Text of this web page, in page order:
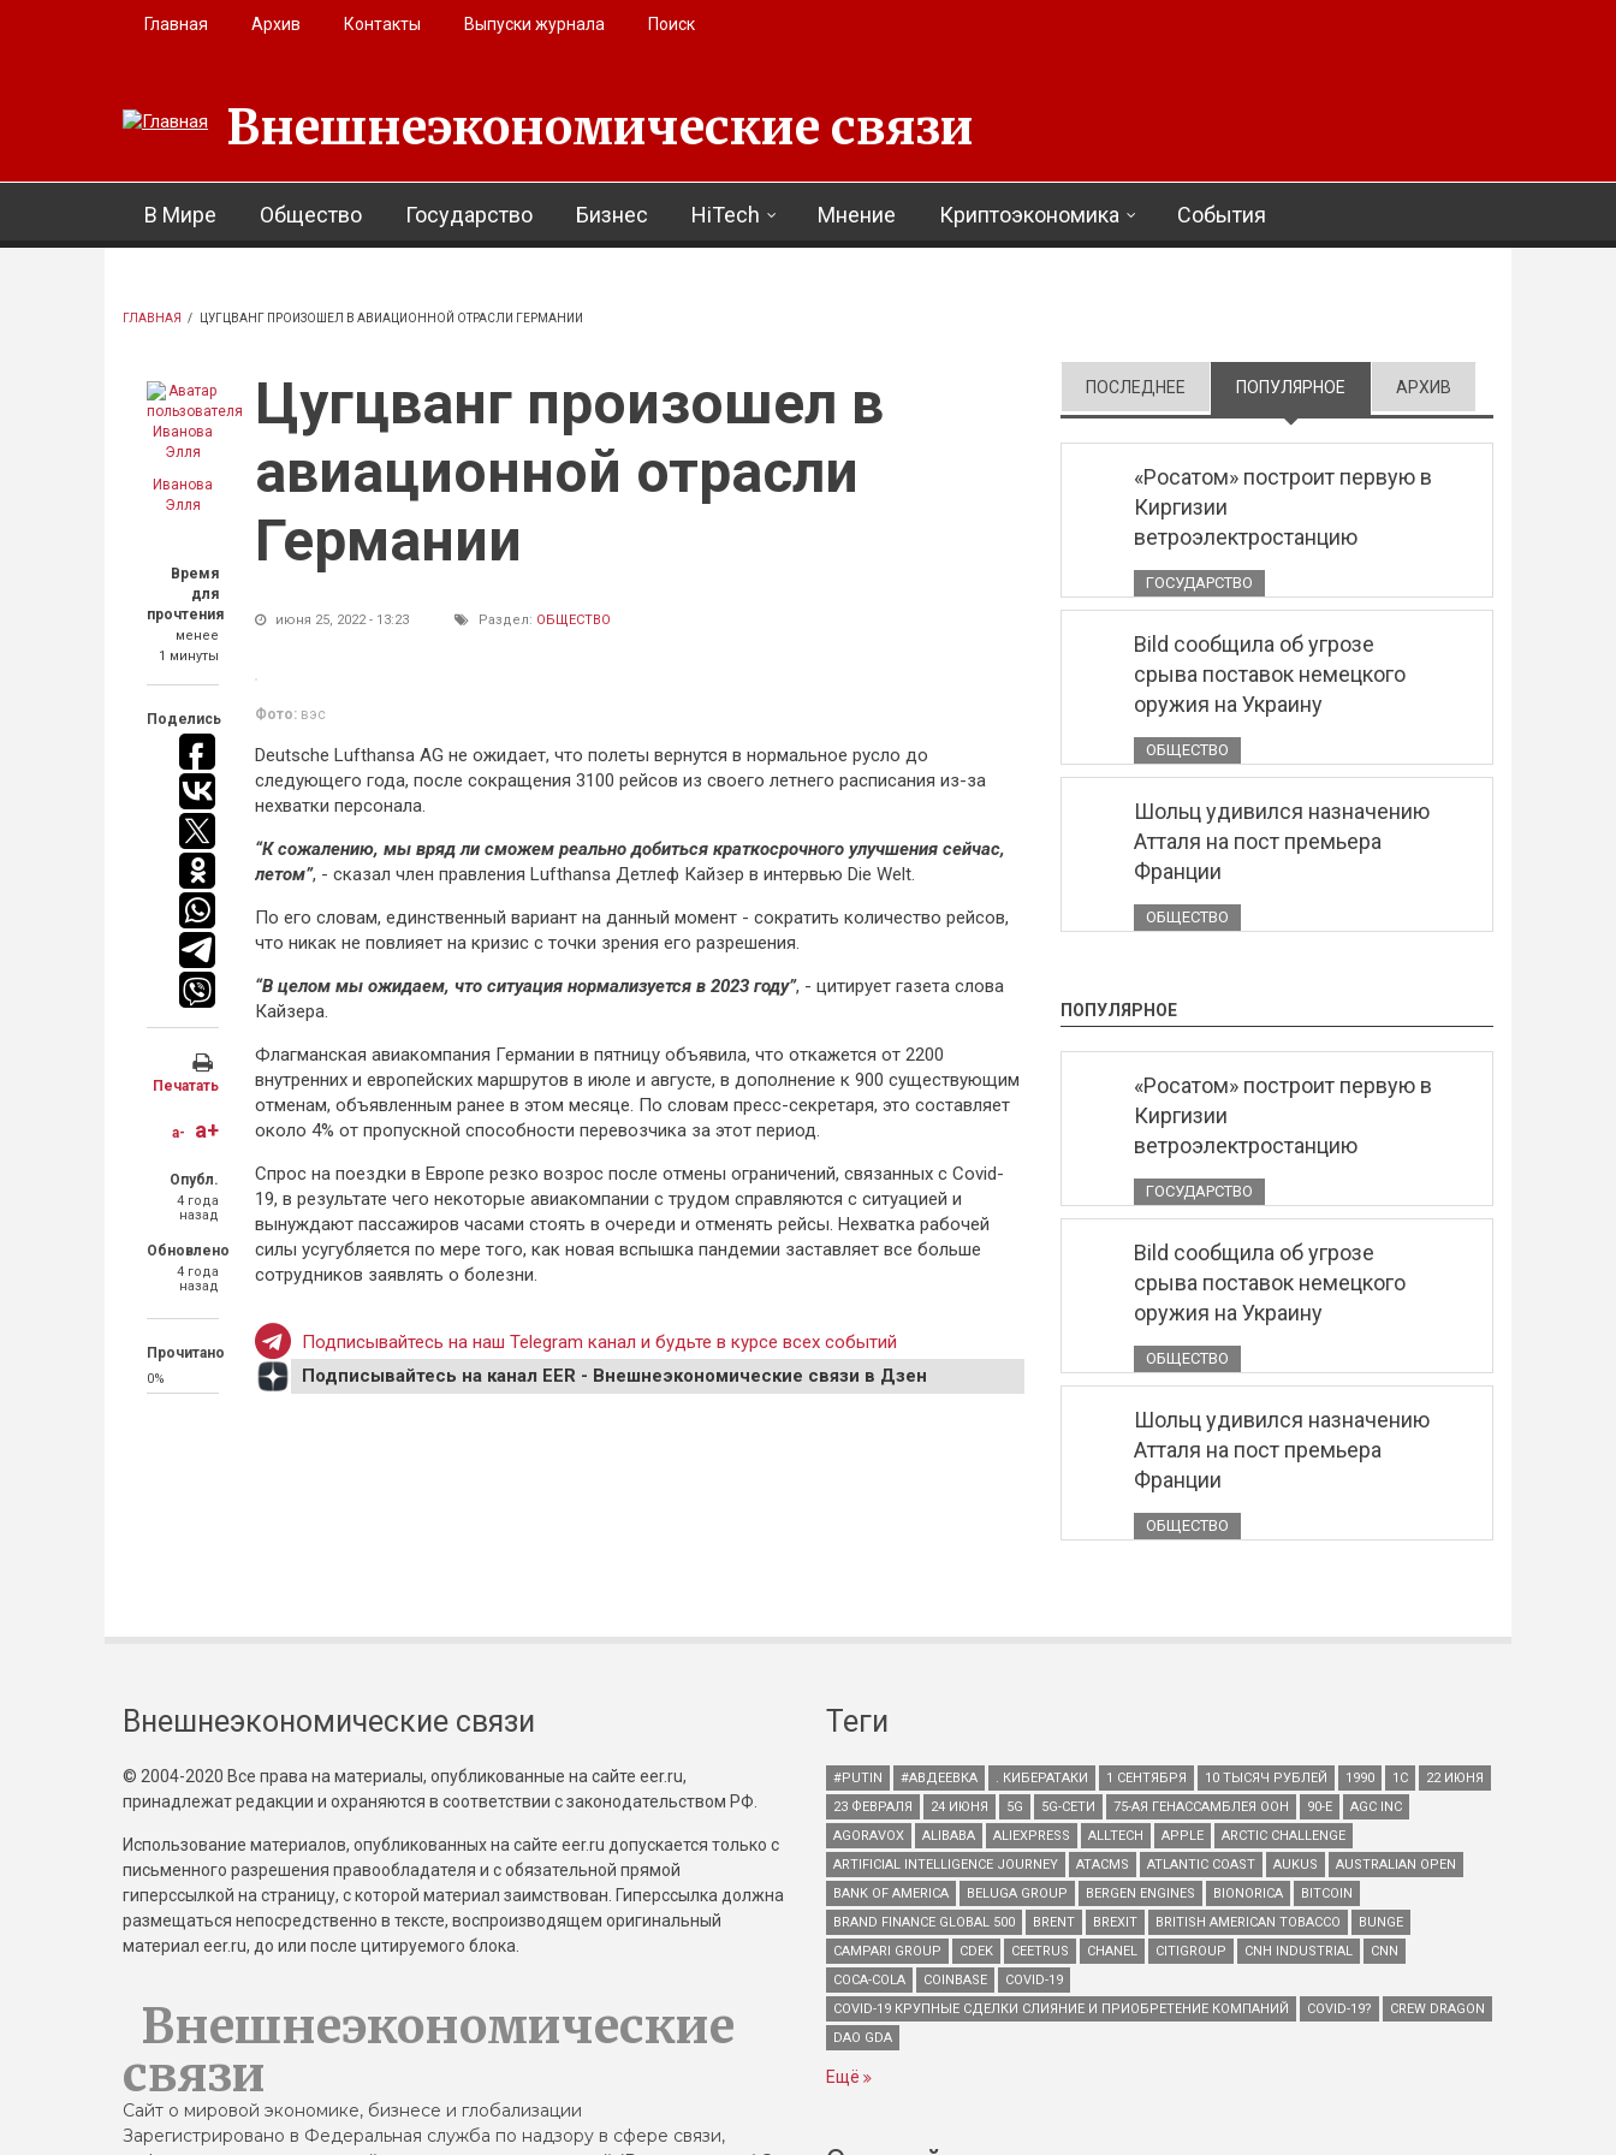
Перейти к основному содержанию
Главная Архив Контакты Выпуски журнала Поиск
Внешнеэкономические связи
В Мире Общество Государство Бизнес HiTech Мнение Криптоэкономика События
ГЛАВНАЯ / ЦУГЦВАНГ ПРОИЗОШЕЛ В АВИАЦИОННОЙ ОТРАСЛИ ГЕРМАНИИ
Иванова
Элля
Время
для
прочтения
менее
1 минуты
Поделись
Печатать
a- a+
Опубл.
4 года
назад
Обновлено
4 года
назад
Прочитано
0%
Цугцванг произошел в
авиационной отрасли
Германии
июня 25, 2022 - 13:23 Раздел: ОБЩЕСТВО
Фото: вэс
Deutsche Lufthansa AG не ожидает, что полеты вернутся в нормальное русло до
следующего года, после сокращения 3100 рейсов из своего летнего расписания из-за
нехватки персонала.
“К сожалению, мы вряд ли сможем реально добиться краткосрочного улучшения сейчас,
летом”, - сказал член правления Lufthansa Детлеф Кайзер в интервью Die Welt.
По его словам, единственный вариант на данный момент - сократить количество рейсов,
что никак не повлияет на кризис с точки зрения его разрешения.
“В целом мы ожидаем, что ситуация нормализуется в 2023 году”, - цитирует газета слова
Кайзера.
Флагманская авиакомпания Германии в пятницу объявила, что откажется от 2200
внутренних и европейских маршрутов в июле и августе, в дополнение к 900 существующим
отменам, объявленным ранее в этом месяце. По словам пресс-секретаря, это составляет
около 4% от пропускной способности перевозчика за этот период.
Спрос на поездки в Европе резко возрос после отмены ограничений, связанных с Covid-
19, в результате чего некоторые авиакомпании с трудом справляются с ситуацией и
вынуждают пассажиров часами стоять в очереди и отменять рейсы. Нехватка рабочей
силы усугубляется по мере того, как новая вспышка пандемии заставляет все больше
сотрудников заявлять о болезни.
Подписывайтесь на наш Telegram канал и будьте в курсе всех событий
Подписывайтесь на канал EER - Внешнеэкономические связи в Дзен
ПОСЛЕДНЕЕ ПОПУЛЯРНОЕ (АКТИВНАЯ ВКЛАДКА)
АРХИВ
«Росатом» построит первую в
Киргизии
ветроэлектростанцию
ГОСУДАРСТВО
Bild сообщила об угрозе
срыва поставок немецкого
оружия на Украину
ОБЩЕСТВО
Шольц удивился назначению
Атталя на пост премьера
Франции
ОБЩЕСТВО
ПОПУЛЯРНОЕ
«Росатом» построит первую в
Киргизии
ветроэлектростанцию
ГОСУДАРСТВО
Bild сообщила об угрозе
срыва поставок немецкого
оружия на Украину
ОБЩЕСТВО
Шольц удивился назначению
Атталя на пост премьера
Франции
ОБЩЕСТВО
Внешнеэкономические связи
© 2004-2020 Все права на материалы, опубликованные на сайте eer.ru,
принадлежат редакции и охраняются в соответствии с законодательством РФ.
Использование материалов, опубликованных на сайте eer.ru допускается только с
письменного разрешения правообладателя и с обязательной прямой
гиперссылкой на страницу, с которой материал заимствован. Гиперссылка должна
размещаться непосредственно в тексте, воспроизводящем оригинальный
материал eer.ru, до или после цитируемого блока.
Внешнеэкономические
связи
Сайт о мировой экономике, бизнесе и глобализации
Зарегистрировано в Федеральная служба по надзору в сфере связи,
Теги
#PUTIN #АВДЕЕВКА . КИБЕРАТАКИ 1 СЕНТЯБРЯ 10 ТЫСЯЧ РУБЛЕЙ 1990 1С
22 ИЮНЯ
23 ФЕВРАЛЯ
24 ИЮНЯ 5G 5G-СЕТИ 75-АЯ ГЕНАССАМБЛЕЯ ООН 90-Е
AGC INC
AGORAVOX
ALIBABA ALIEXPRESS ALLTECH APPLE
ARCTIC CHALLENGE
ARTIFICIAL INTELLIGENCE JOURNEY
ATACMS ATLANTIC COAST AUKUS
AUSTRALIAN OPEN
BANK OF AMERICA
BELUGA GROUP BERGEN ENGINES BIONORICA
BITCOIN
BRAND FINANCE GLOBAL 500
BRENT BREXIT BRITISH AMERICAN TOBACCO
BUNGE
CAMPARI GROUP
CDEK CEETRUS CHANEL CITIGROUP CNH INDUSTRIAL
CNN
COCA-COLA
COINBASE
COVID-19
COVID-19 КРУПНЫЕ СДЕЛКИ СЛИЯНИЕ И ПРИОБРЕТЕНИЕ КОМПАНИЙ
COVID-19?
CREW DRAGON
DAO GDA
Ещё